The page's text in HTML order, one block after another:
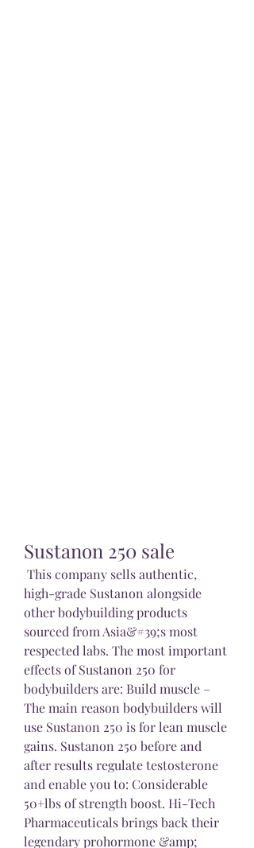
Sustanon 250 sale
high-grade Sustanon alongside
other bodybuilding products
sourced from Asia&#39;s most
respected labs. The most important
effects of Sustanon 250 for
bodybuilders are: Build muscle –
The main reason bodybuilders will
use Sustanon 250 is for lean muscle
gains. Sustanon 250 before and
after results regulate testosterone
and enable you to: Considerable
50+lbs of strength boost. Hi-Tech
Pharmaceuticals brings back their
legendary prohormone &amp;